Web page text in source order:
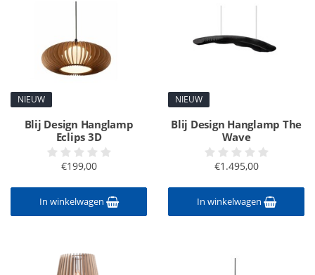
NIEUW
Blij Design Hanglamp
Eclips 3D
€199,00
In winkelwagen
NIEUW
Blij Design Hanglamp The
Wave
€1.495,00
In winkelwagen